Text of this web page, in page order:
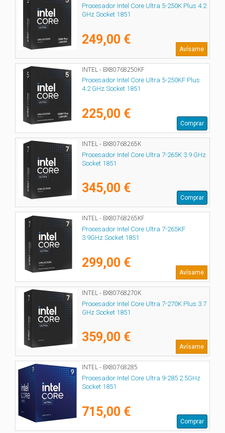
Procesador Intel Core Ultra 5-250K Plus 4.2
GHz Socket 1851
249,00 €
Avísame
INTEL - BX80768250KF
Procesador Intel Core Ultra 5-250KF Plus
4.2 GHz Socket 1851
225,00 €
Comprar
INTEL - BX80768265K
Procesador Intel Core Ultra 7-265K 3.9 GHz
Socket 1851
345,00 €
Comprar
INTEL - BX80768265KF
Procesador Intel Core Ultra 7-265KF
3.9GHz Socket 1851
299,00 €
Avísame
INTEL - BX80768270K
Procesador Intel Core Ultra 7-270K Plus 3.7
GHz Socket 1851
359,00 €
Avísame
INTEL - BX80768285
Procesador Intel Core Ultra 9-285 2.5GHz
Socket 1851
715,00 €
Comprar